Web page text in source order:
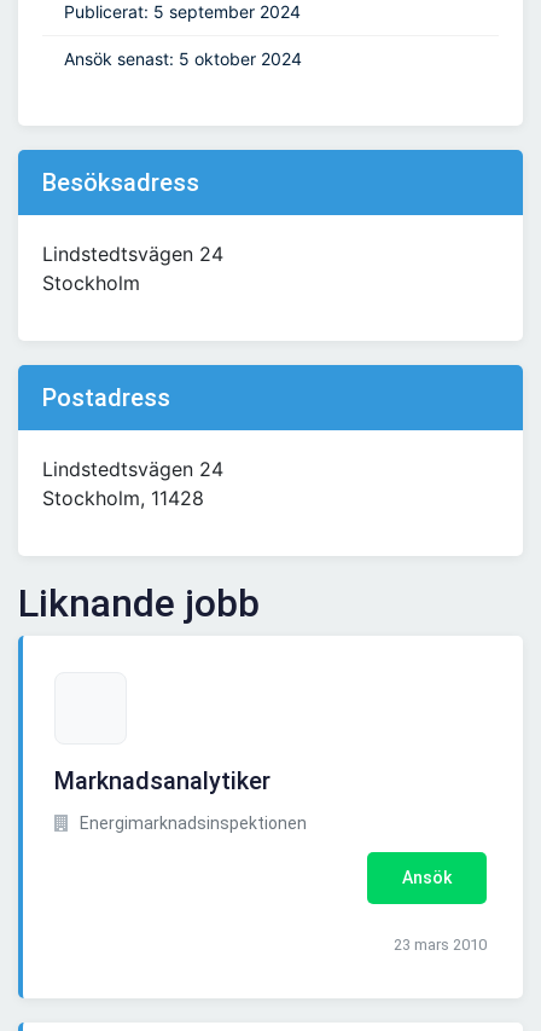
Publicerat: 5 september 2024
Ansök senast: 5 oktober 2024
Besöksadress
Lindstedtsvägen 24
Stockholm
Postadress
Lindstedtsvägen 24
Stockholm, 11428
Liknande jobb
Marknadsanalytiker
Energimarknadsinspektionen
Ansök
23 mars 2010